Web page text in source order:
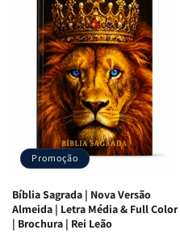
Mulheres
da
Bíblia
Isabelle
S.
Alves
as
Mulheres
da
Bíblia
|
Isabelle
S.
Alves
Promoção
Bíblia Sagrada | Nova Versão
Almeida | Letra Média & Full Color
| Brochura | Rei Leão